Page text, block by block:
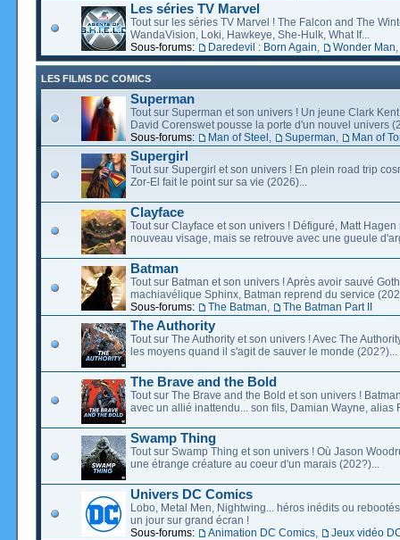
Les séries TV Marvel
Tout sur les séries TV Marvel ! The Falcon and The
WandaVision, Loki, Hawkeye, She-Hulk, What If...
Sous-forums:
Daredevil : Born Again Wonder Man
LES FILMS DC COMICS
Superman
Tout sur Superman et son univers ! Un jeune Clark
David Corenswet pousse la porte d'un nouvel univers
Sous-forums:
Man of Steel Superman Man of
Supergirl
Tout sur Supergirl et son univers ! En plein road trip
Zor-El fait le point sur sa vie (2026)...
Clayface
Tout sur Clayface et son univers ! Défiguré, Matt Hagen
nouveau visage, mais se retrouve avec une gueule
Batman
Tout sur Batman et son univers ! Après avoir sauvé
machiavélique Sphinx, Batman reprend du service
Sous-forums:
The Batman The Batman Part II
The Authority
Tout sur The Authority et son univers ! Avec The
les moyens quand il s'agit de sauver le monde (202?)...
The Brave and the Bold
Tout sur The Brave and the Bold et son univers !
avec un allié inattendu... son fils, Damian Wayne, alias
Swamp Thing
Tout sur Swamp Thing et son univers ! Où Jason
une étrange créature au coeur d'un marais (202?)...
Univers DC Comics
Lobo, Metal Men, Nightwing... héros inédits ou
un jour sur grand écran !
Sous-forums:
Animation DC Comics Jeux vidéo